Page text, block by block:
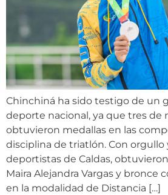
Chinchiná ha sido testigo de un
deporte nacional, ya que tres de
obtuvieron medallas en las
disciplina de triatlón. Con
deportistas de Caldas,
Maira Alejandra Vargas y bronce
en la modalidad de Distancia […]